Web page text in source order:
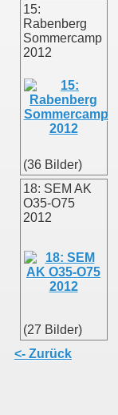
15:
Rabenberg
Sommercamp
2012
(36 Bilder)
18: SEM AK
O35-O75
2012
(27 Bilder)
<- Zurück